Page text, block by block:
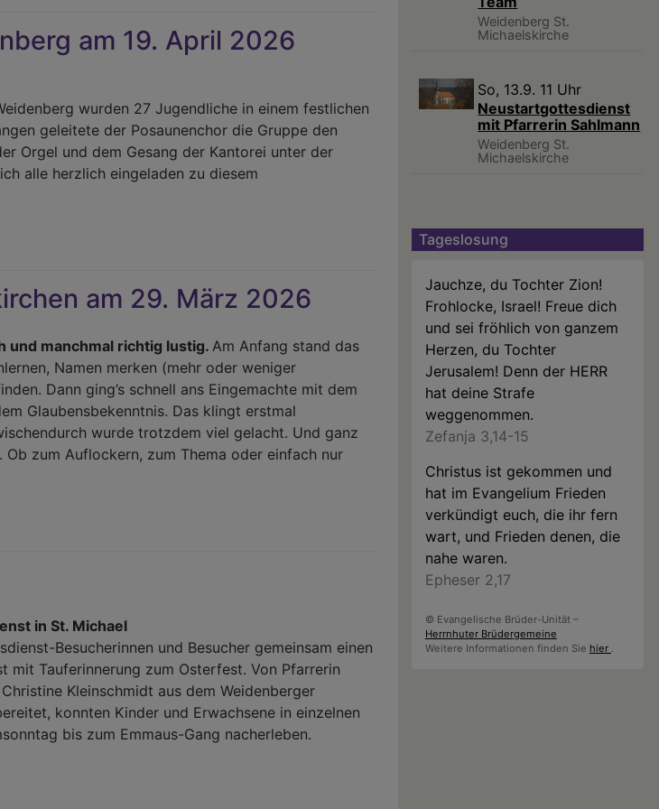
am 19. April 2026
wurden 27 Jugendliche in einem festlichen
geleitete der Posaunenchor die Gruppe den
Orgel und dem Gesang der Kantorei unter der
alle herzlich eingeladen zu diesem
am 29. März 2026
und manchmal richtig lustig. Am Anfang stand das
Namen merken (mehr oder weniger
Dann ging’s schnell ans Eingemachte mit dem
Glaubensbekenntnis. Das klingt erstmal
wurde trotzdem viel gelacht. Und ganz
zum Auflockern, zum Thema oder einfach nur
in St. Michael
Besucherinnen und Besucher gemeinsam einen
mit Tauferinnerung zum Osterfest. Von Pfarrerin
Kleinschmidt aus dem Weidenberger
konnten Kinder und Erwachsene in einzelnen
bis zum Emmaus-Gang nacherleben.
Weidenberg St.
Michaelskirche
So, 13.9. 11 Uhr
Neustartgottesdienst
mit Pfarrerin Sahlmann
Weidenberg St.
Michaelskirche
Tageslosung
Jauchze, du Tochter Zion!
Frohlocke, Israel! Freue dich
und sei fröhlich von ganzem
Herzen, du Tochter
Jerusalem! Denn der HERR
hat deine Strafe
weggenommen.
Zefanja 3,14-15
Christus ist gekommen und
hat im Evangelium Frieden
verkündigt euch, die ihr fern
wart, und Frieden denen, die
nahe waren.
Epheser 2,17
© Evangelische Brüder-Unität –
Herrnhuter Brüdergemeine
Weitere Informationen finden Sie hier .